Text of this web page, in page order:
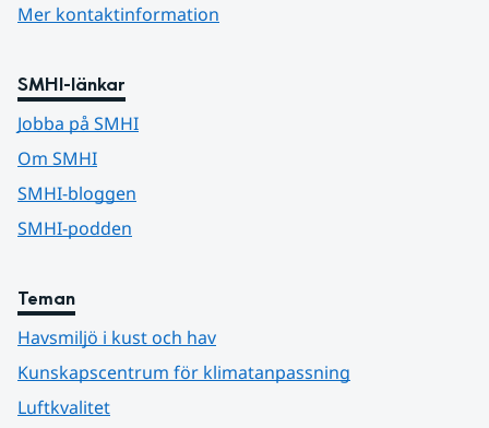
Mer kontaktinformation
SMHI-länkar
Jobba på SMHI
Om SMHI
SMHI-bloggen
SMHI-podden
Teman
Havsmiljö i kust och hav
Kunskapscentrum för klimatanpassning
Luftkvalitet